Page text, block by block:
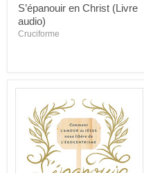
S’épanouir en Christ (Livre
audio)
Cruciforme